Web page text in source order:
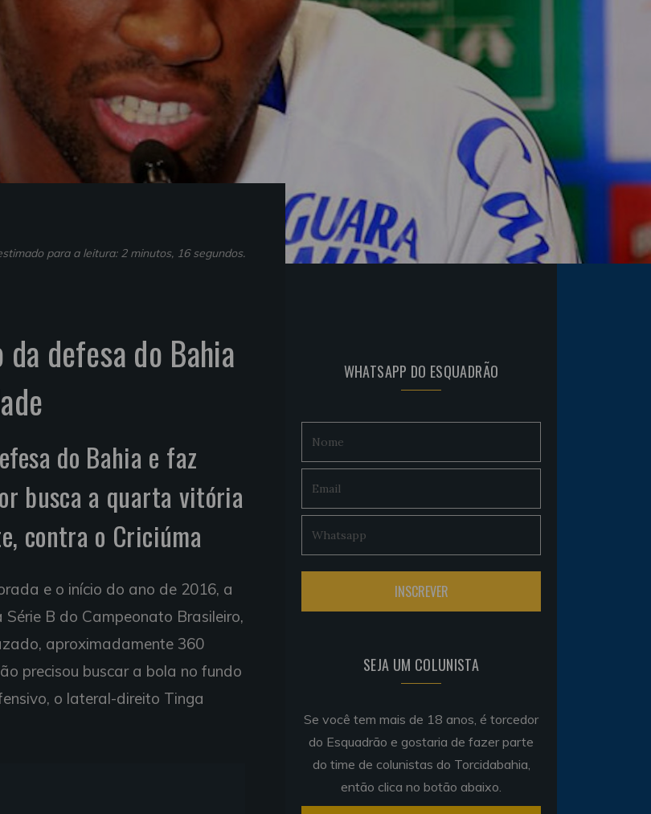
para a leitura: 2 minutos, 16 segundos.
defesa do Bahia
do Bahia e faz
busca a quarta vitória
contra o Criciúma
e o início do ano de 2016, a
B do Campeonato Brasileiro,
aproximadamente 360
precisou buscar a bola no fundo
o lateral-direito Tinga
WHATSAPP DO ESQUADRÃO
SEJA UM COLUNISTA
Se você tem mais de 18 anos, é torcedor
do Esquadrão e gostaria de fazer parte
do time de colunistas do Torcidabahia,
então clica no botão abaixo.